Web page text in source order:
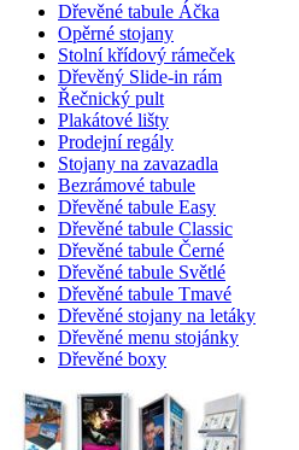
Dřevěné tabule Áčka
Opěrné stojany
Stolní křídový rámeček
Dřevěný Slide-in rám
Řečnický pult
Plakátové lišty
Prodejní regály
Stojany na zavazadla
Bezrámové tabule
Dřevěné tabule Easy
Dřevěné tabule Classic
Dřevěné tabule Černé
Dřevěné tabule Světlé
Dřevěné tabule Tmavé
Dřevěné stojany na letáky
Dřevěné menu stojánky
Dřevěné boxy